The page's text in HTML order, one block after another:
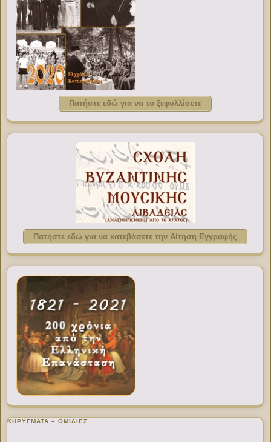
Πατήστε εδώ για να το ξεφυλλίσετε
Πατήστε εδώ για να κατεβάσετε την Αίτηση Εγγραφής
ΚΗΡΥΓΜΑΤΑ – ΟΜΙΛΙΕΣ